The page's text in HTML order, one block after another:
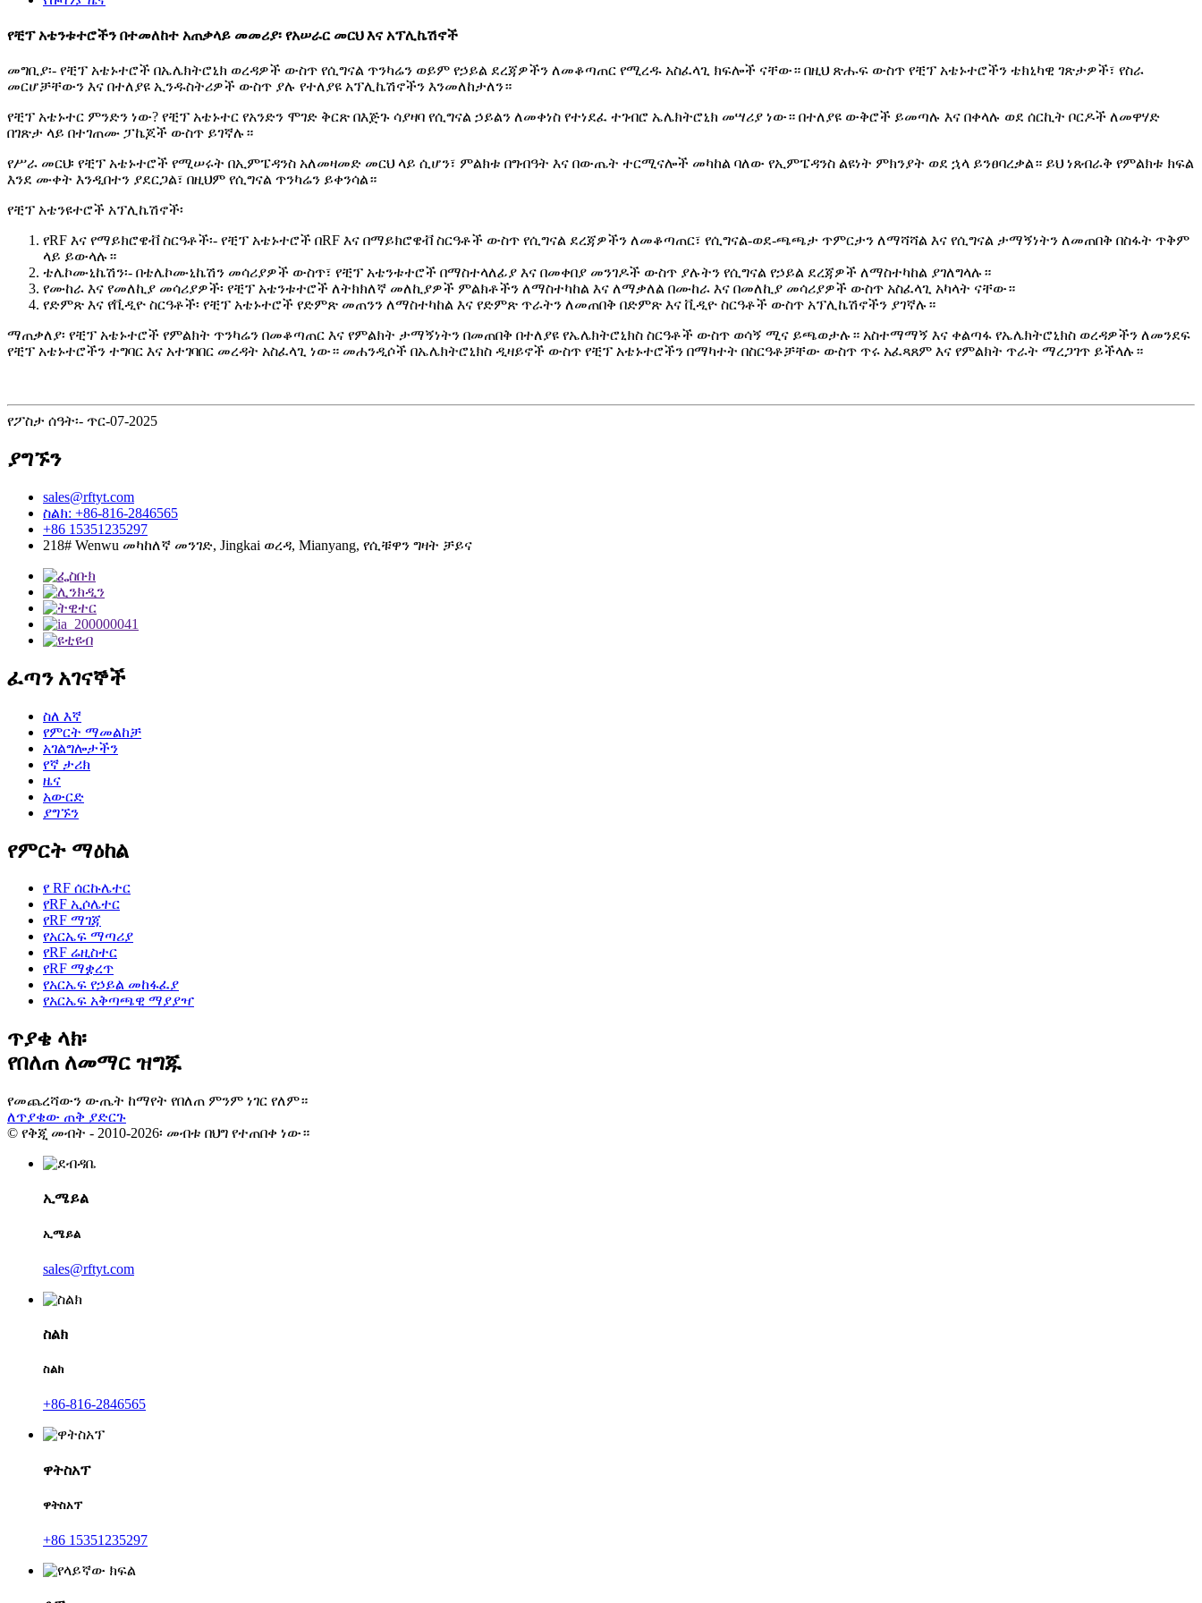
የቺፕ አቴንቱተሮችን በተመለከተ አጠቃላይ መመሪያ፡ የአሠራር መርህ እና አፕሊኬሽኖች
መግቢያ፡- የቺፕ አቴኑተሮች በኤሌክትሮኒክ ወረዳዎች ውስጥ የሲግናል ጥንካሬን ወይም የኃይል ደረጃዎችን ለመቆጣጠር የሚረዱ አስፈላጊ ክፍሎች ናቸው። በዚህ ጽሑፍ ውስጥ የቺፕ አቴኑተሮችን ቴክኒካዊ ገጽታዎች፣ የስራ
መርሆቻቸውን እና በተለያዩ ኢንዱስትሪዎች ውስጥ ያሉ የተለያዩ አፕሊኬሽኖችን እንመለከታለን።
የቺፕ አቴኑተር ምንድን ነው? የቺፕ አቴኑተር የአንድን ሞገድ ቅርጽ በእጅጉ ሳያዛባ የሲግናል ኃይልን ለመቀነስ የተነደፈ ተገብሮ ኤሌክትሮኒክ መሣሪያ ነው። በተለያዩ ውቅሮች ይመጣሉ እና በቀላሉ ወደ ሰርኪት ቦርዶች ለመዋሃድ
በገጽታ ላይ በተገጠሙ ፓኬጆች ውስጥ ይገኛሉ።
የሥራ መርህ፡ የቺፕ አቴኑተሮች የሚሠሩት በኢምፔዳንስ አለመዛመድ መርህ ላይ ሲሆን፣ ምልክቱ በግብዓት እና በውጤት ተርሚናሎች መካከል ባለው የኢምፔዳንስ ልዩነት ምክንያት ወደ ኋላ ይንፀባረቃል። ይህ ነጸብራቅ የምልክቱ ክፍል
እንደ ሙቀት እንዲበተን ያደርጋል፣ በዚህም የሲግናል ጥንካሬን ይቀንሳል።
የቺፕ አቴንዩተሮች አፕሊኬሽኖች፡
የRF እና የማይክሮዌቭ ስርዓቶች፡- የቺፕ አቴኑተሮች በRF እና በማይክሮዌቭ ስርዓቶች ውስጥ የሲግናል ደረጃዎችን ለመቆጣጠር፣ የሲግናል-ወደ-ጫጫታ ጥምርታን ለማሻሻል እና የሲግናል ታማኝነትን ለመጠበቅ በስፋት ጥቅም
ላይ ይውላሉ።
ቴሌኮሙኒኬሽን፡- በቴሌኮሙኒኬሽን መሳሪያዎች ውስጥ፣ የቺፕ አቴንቱተሮች በማስተላለፊያ እና በመቀበያ መንገዶች ውስጥ ያሉትን የሲግናል የኃይል ደረጃዎች ለማስተካከል ያገለግላሉ።
የሙከራ እና የመለኪያ መሳሪያዎች፡ የቺፕ አቴንቱተሮች ለትክክለኛ መለኪያዎች ምልክቶችን ለማስተካከል እና ለማቃለል በሙከራ እና በመለኪያ መሳሪያዎች ውስጥ አስፈላጊ አካላት ናቸው።
የድምጽ እና የቪዲዮ ስርዓቶች፡ የቺፕ አቴኑተሮች የድምጽ መጠንን ለማስተካከል እና የድምጽ ጥራትን ለመጠበቅ በድምጽ እና ቪዲዮ ስርዓቶች ውስጥ አፕሊኬሽኖችን ያገኛሉ።
ማጠቃለያ፡ የቺፕ አቴኑተሮች የምልክት ጥንካሬን በመቆጣጠር እና የምልክት ታማኝነትን በመጠበቅ በተለያዩ የኤሌክትሮኒክስ ስርዓቶች ውስጥ ወሳኝ ሚና ይጫወታሉ። አስተማማኝ እና ቀልጣፋ የኤሌክትሮኒክስ ወረዳዎችን ለመንደፍ
የቺፕ አቴኑተሮችን ተግባር እና አተገባበር መረዳት አስፈላጊ ነው። መሐንዲሶች በኤሌክትሮኒክስ ዲዛይኖች ውስጥ የቺፕ አቴኑተሮችን በማካተት በስርዓቶቻቸው ውስጥ ጥሩ አፈጻጸም እና የምልክት ጥራት ማረጋገጥ ይችላሉ።
የፖስታ ሰዓት፡- ጥር-07-2025
ያግኙን
sales@rftyt.com
ስልክ: +86-816-2846565
+86 15351235297
218# Wenwu መካከለኛ መንገድ, Jingkai ወረዳ, Mianyang, የሲቹዋን ግዛት ቻይና
ፈጣን አገናኞች
ስለ እኛ
የምርት ማመልከቻ
አገልግሎታችን
የኛ ታሪክ
ዜና
አውርድ
ያግኙን
የምርት ማዕከል
የ RF ሰርኩሌተር
የRF ኢሶሌተር
የRF ማገጃ
የአርኤፍ ማጣሪያ
የRF ሬዚስተር
የRF ማቋረጥ
የአርኤፍ የኃይል መከፋፈያ
የአርኤፍ አቅጣጫዊ ማያያዣ
ጥያቄ ላክ፡
የበለጠ ለመማር ዝግጁ
የመጨረሻውን ውጤት ከማየት የበለጠ ምንም ነገር የለም።
ለጥያቄው ጠቅ ያድርጉ
© የቅጂ መብት - 2010-2026፡ መብቱ በህግ የተጠበቀ ነው።
ኢሜይል
ኢሜይል
sales@rftyt.com
ስልክ
ስልክ
+86-816-2846565
ዋትስአፕ
ዋትስአፕ
+86 15351235297